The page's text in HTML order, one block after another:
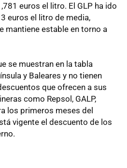
euros el litro. El GLP ha ido
euros el litro de media,
mantiene estable en torno a
se muestran en la tabla
y Baleares y no tienen
que ofrecen a sus
como Repsol, GALP,
los primeros meses del
vigente el descuento de los